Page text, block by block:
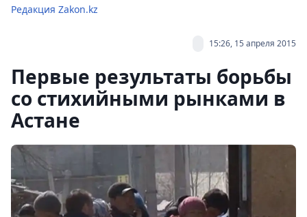
Редакция Zakon.kz
15:26, 15 апреля 2015
Первые результаты борьбы
со стихийными рынками в
Астане